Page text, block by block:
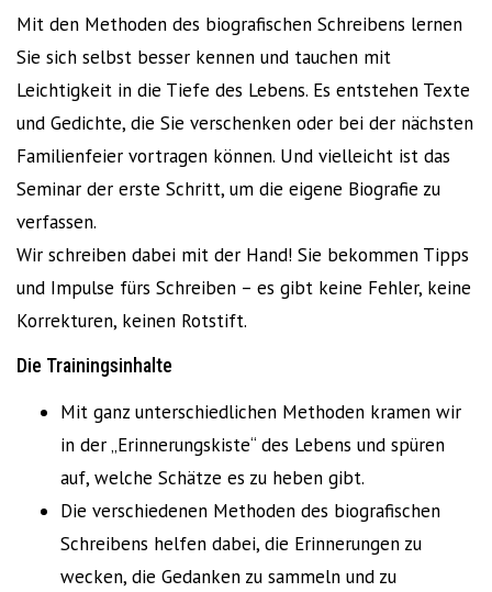
Mit den Methoden des biografischen Schreibens lernen
Sie sich selbst besser kennen und tauchen mit
Leichtigkeit in die Tiefe des Lebens. Es entstehen Texte
und Gedichte, die Sie verschenken oder bei der nächsten
Familienfeier vortragen können. Und vielleicht ist das
Seminar der erste Schritt, um die eigene Biografie zu
verfassen.
Wir schreiben dabei mit der Hand! Sie bekommen Tipps
und Impulse fürs Schreiben – es gibt keine Fehler, keine
Korrekturen, keinen Rotstift.
Die Trainingsinhalte
Mit ganz unterschiedlichen Methoden kramen wir
in der „Erinnerungskiste“ des Lebens und spüren
auf, welche Schätze es zu heben gibt.
Die verschiedenen Methoden des biografischen
Schreibens helfen dabei, die Erinnerungen zu
wecken, die Gedanken zu sammeln und zu